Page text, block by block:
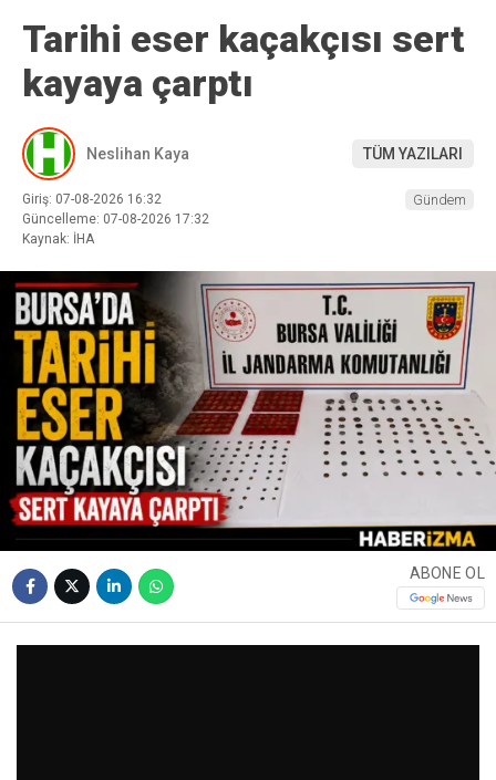
Tarihi eser kaçakçısı sert
kayaya çarptı
Neslihan Kaya TÜM YAZILARI
Giriş: 07-08-2026 16:32
Güncelleme: 07-08-2026 17:32
Kaynak: İHA
Gündem
ABONE OL